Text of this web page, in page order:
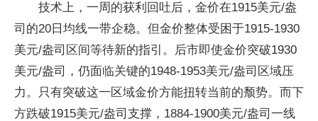
技术上，一周的获利回吐后，金价在1915美元/盎
司的20日均线一带企稳。但金价整体受困于1915-1930
美元/盎司区间等待新的指引。后市即使金价突破1930
美元/盎司，仍面临关键的1948-1953美元/盎司区域压
力。只有突破这一区域金价方能扭转当前的颓势。而下
方跌破1915美元/盎司支撑，1884-1900美元/盎司一线